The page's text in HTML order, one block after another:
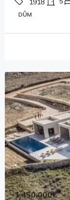
1918
DŮM
1,450,000€